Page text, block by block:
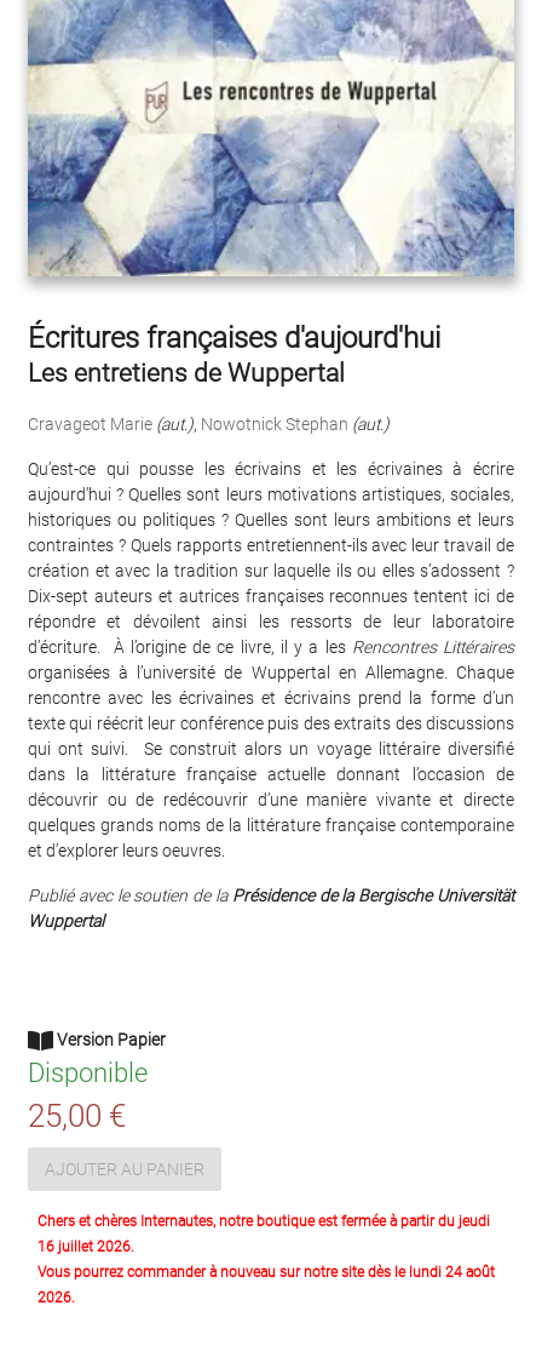
Écritures françaises d'aujourd'hui
Les entretiens de Wuppertal
Cravageot Marie (aut.), Nowotnick Stephan (aut.)
Qu’est-ce qui pousse les écrivains et les écrivaines à écrire
aujourd’hui ? Quelles sont leurs motivations artistiques, sociales,
historiques ou politiques ? Quelles sont leurs ambitions et leurs
contraintes ? Quels rapports entretiennent-ils avec leur travail de
création et avec la tradition sur laquelle ils ou elles s’adossent ?
Dix-sept auteurs et autrices françaises reconnues tentent ici de
répondre et dévoilent ainsi les ressorts de leur laboratoire
d’écriture. À l’origine de ce livre, il y a les Rencontres Littéraires
organisées à l’université de Wuppertal en Allemagne. Chaque
rencontre avec les écrivaines et écrivains prend la forme d’un
texte qui réécrit leur conférence puis des extraits des discussions
qui ont suivi. Se construit alors un voyage littéraire diversifié
dans la littérature française actuelle donnant l’occasion de
découvrir ou de redécouvrir d’une manière vivante et directe
quelques grands noms de la littérature française contemporaine
et d’explorer leurs oeuvres.
Publié avec le soutien de la Présidence de la Bergische Universität
Wuppertal
Version Papier
Disponible
25,00 €
AJOUTER AU PANIER
Chers et chères Internautes, notre boutique est fermée à partir du jeudi
16 juillet 2026.
Vous pourrez commander à nouveau sur notre site dès le lundi 24 août
2026.